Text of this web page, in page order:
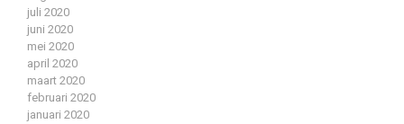
juli 2020
juni 2020
mei 2020
april 2020
maart 2020
februari 2020
januari 2020